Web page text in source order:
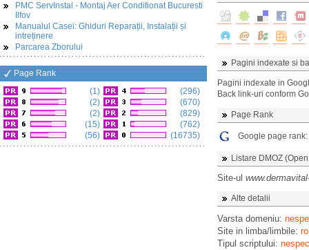
PMC ServInstal - Montaj Aer Conditionat Bucuresti
Ilfov
Manualul Casei: Ghiduri Reparații, Instalații și
intreținere
Parcarea Zborului
Page Rank
(1)
(2)
(2)
(15)
(56)
(296)
(670)
(829)
(762)
(16735)
Pagini indexate si
Pagini indexate in
Back link-uri conform
Page Rank
Google page rank:
Listare DMOZ
Site-ul
Alte detalii
Varsta domeniu:
Site in limba/limbile: ro
Tipul scriptului: